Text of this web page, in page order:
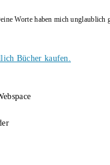
Worte haben mich unglaublich